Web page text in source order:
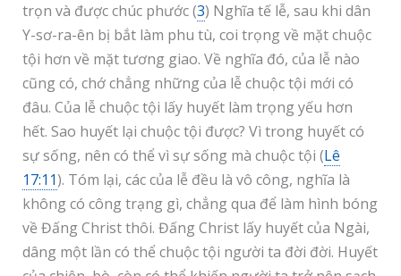
trọn và được chúc phước (3) Nghĩa tế lễ, sau khi dân
Y-sơ-ra-ên bị bắt làm phu tù, coi trọng về mặt chuộc
tội hơn về mặt tương giao. Về nghĩa đó, của lễ nào
cũng có, chớ chẳng những của lễ chuộc tội mới có
đâu. Của lễ chuộc tội lấy huyết làm trọng yếu hơn
hết. Sao huyết lại chuộc tội được? Vì trong huyết có
sự sống, nên có thể vì sự sống mà chuộc tội (Lê
17:11). Tóm lại, các của lễ đều là vô công, nghĩa là
không có công trạng gì, chẳng qua để làm hình bóng
về Đấng Christ thôi. Đấng Christ lấy huyết của Ngài,
dâng một lần có thể chuộc tội người ta đời đời. Huyết